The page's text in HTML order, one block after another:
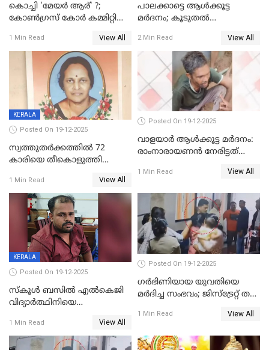
കൊച്ചി 'മേയർ ആര്' ?;
കോണ്‍ഗ്രസ് കോര്‍ കമ്മിറ്റി
1 Min Read View All
പാലക്കാട്ടെ ആള്‍ക്കൂട്ട
മര്‍ദനം; കൂടുതല്‍
അംഗ സംഘമെന്ന് വിവരം
2 Min Read View All
KERALA
Posted On 19-12-2025
സ്വത്തുതര്‍ക്കത്തില്‍ 72
കാരിയെ തീകൊളുത്തി
ക്രൂരകൊലപാതകത്തില്‍
സഹോദരിപുത്രന് ജീവപര്യന്തം
1 Min Read View All
Posted On 19-12-2025
വാളയാർ ആൾക്കൂട്ട മർദനം:
രാംനാരായണൻ നേരിട്ടത്
നാൽപ്പതിലേറെ
റിപ്പോർട്ട്
1 Min Read View All
KERALA
Posted On 19-12-2025
സ്കൂൾ ബസിൽ എൽകെജി
വിദ്യാര്‍ത്ഥിനിയെ
ക്ലീനര്‍ പിടിയിൽ
1 Min Read View All
Posted On 19-12-2025
ഗര്‍ഭിണിയായ യുവതിയെ
മര്‍ദിച്ച സംഭവം; ജിസ്‌ട്രേറ്റ് തല
യുവതി
1 Min Read View All